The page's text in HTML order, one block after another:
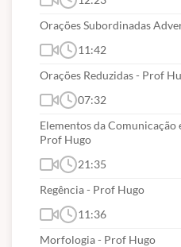
Orações Subordinadas
11:42
Orações Reduzidas - Prof
07:32
Elementos da Comunicação
Prof Hugo
21:35
Regência - Prof Hugo
11:36
Morfologia - Prof Hugo